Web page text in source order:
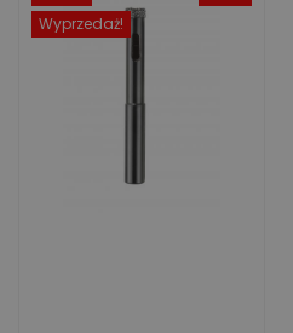
Wyprzedaż!